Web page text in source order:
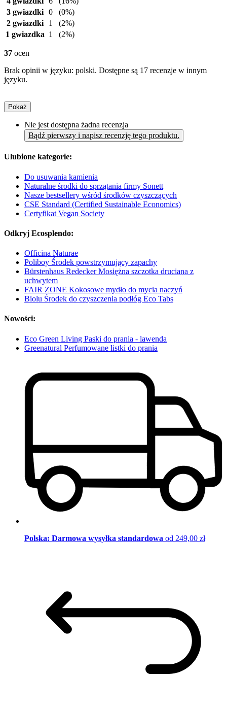
3 gwiazdki 0
(0%)
2 gwiazdki
1
(2%)
1 gwiazdka 1 (2%)
37 ocen
Brak opinii w języku: polski. Dostępne są 17 recenzje w innym
języku.
Pokaż
Nie jest dostępna żadna recenzja
Bądź pierwszy i napisz recenzję tego produktu.
Ulubione kategorie:
Do usuwania kamienia
Naturalne środki do sprzątania firmy Sonett
Nasze bestsellery wśród środków czyszczących
CSE Standard (Certified Sustainable Economics)
Certyfikat Vegan Society
Odkryj Ecosplendo:
Officina Naturae
Poliboy Środek powstrzymujący zapachy
Bürstenhaus Redecker Mosiężna szczotka druciana z
uchwytem
FAIR ZONE Kokosowe mydło do mycia naczyń
Biolu Środek do czyszczenia podłóg Eco Tabs
Nowości:
Eco Green Living Paski do prania - lawenda
Greenatural Perfumowane listki do prania
Polska: Darmowa wysyłka standardowa od 249,00 zł